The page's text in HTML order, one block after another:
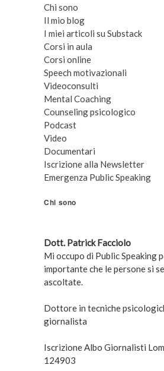
Chi sono
Il mio blog
I miei articoli su Substack
Corsi in aula
Corsi online
Speech motivazionali
Videoconsulti
Mental Coaching
Counseling psicologico
Podcast
Video
Documentari
Iscrizione alla Newsletter
Emergenza Public Speaking
Chi sono
Dott. Patrick Facciolo
Mi occupo di Public Speaking
importante che le persone si
ascoltate.
Dottore in tecniche
giornalista
Iscrizione Albo Giornalisti
124903